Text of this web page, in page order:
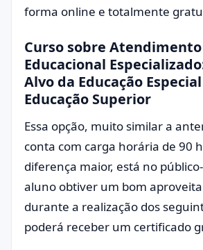
forma online e totalmente
Curso sobre Atendimento
Educacional
Alvo da Educação
Educação Superior
Essa opção, muito similar a
conta com carga horária de 90
diferença maior, está no
aluno obtiver um bom
durante a realização dos
poderá receber um certificado